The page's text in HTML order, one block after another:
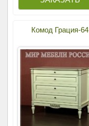
Комод Грация-64